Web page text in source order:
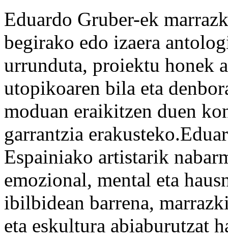
Eduardo Gruber-ek
begirako edo izaera
urrunduta, proiektu honek
utopikoaren bila eta
moduan eraikitzen duen
garrantzia
Espainiako artistarik
emozional, mental eta
ibilbidean barrena,
eta eskultura abiaburutzat